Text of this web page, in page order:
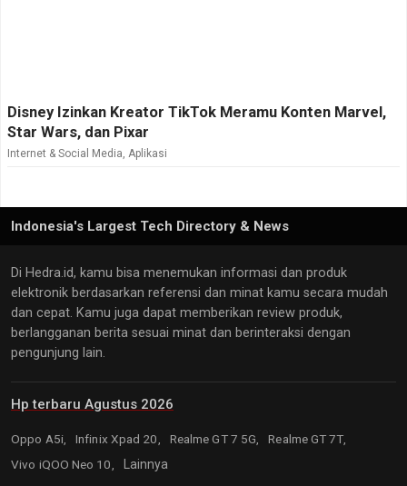
Disney Izinkan Kreator TikTok Meramu Konten Marvel,
Star Wars, dan Pixar
Internet & Social Media, Aplikasi
Indonesia's Largest Tech Directory & News
Di Hedra.id, kamu bisa menemukan informasi dan produk
elektronik berdasarkan referensi dan minat kamu secara mudah
dan cepat. Kamu juga dapat memberikan review produk,
berlangganan berita sesuai minat dan berinteraksi dengan
pengunjung lain.
Hp terbaru Agustus 2026
Oppo A5i, Infinix Xpad 20, Realme GT 7 5G,
Realme GT 7T,
Vivo iQOO Neo 10,
Lainnya